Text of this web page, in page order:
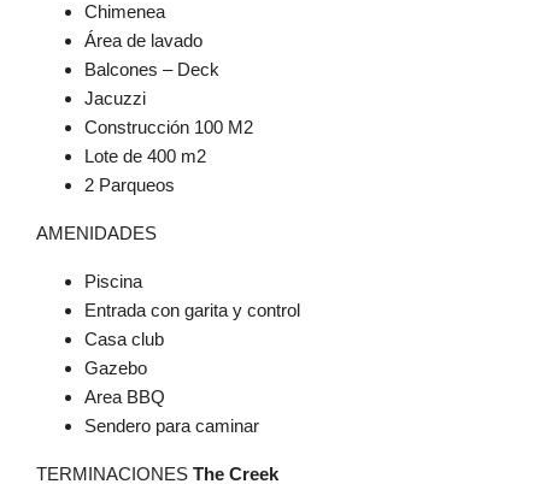
Chimenea
Área de lavado
Balcones – Deck
Jacuzzi
Construcción 100 M2
Lote de 400 m2
2 Parqueos
AMENIDADES
Piscina
Entrada con garita y control
Casa club
Gazebo
Area BBQ
Sendero para caminar
TERMINACIONES The Creek